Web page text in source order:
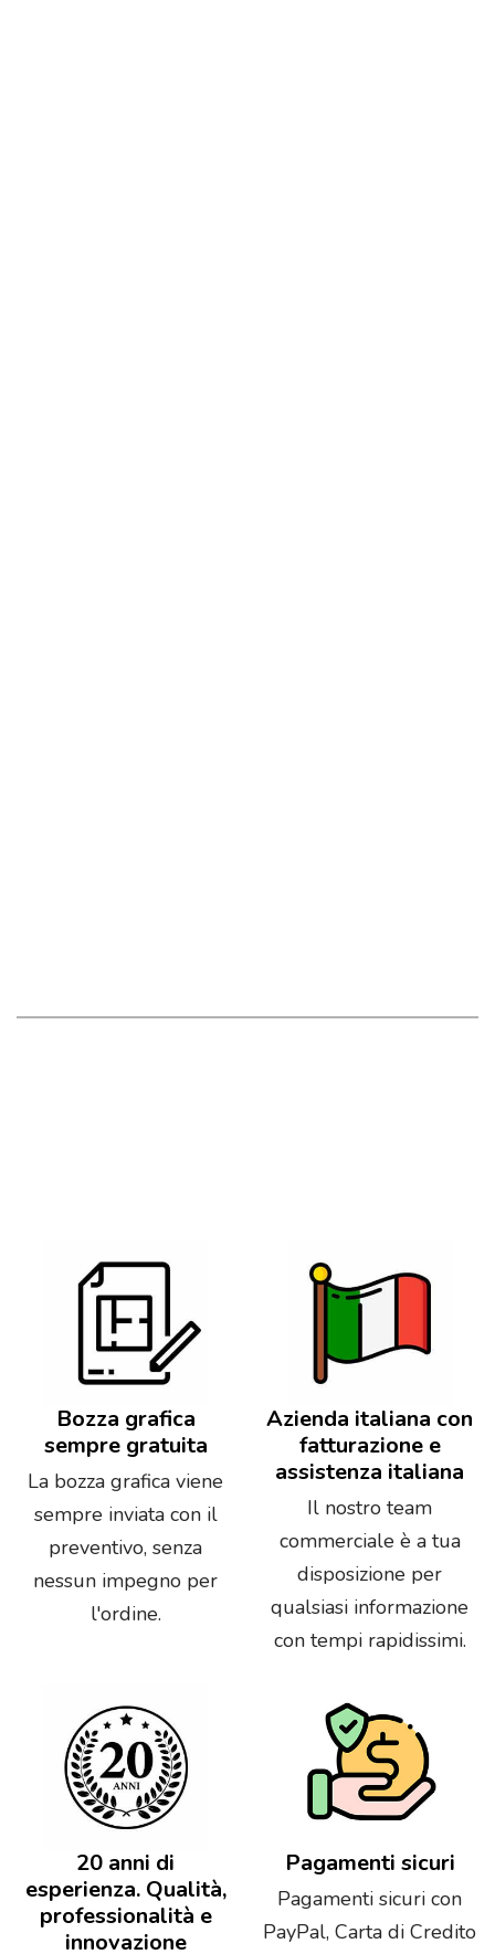
Bozza grafica
sempre gratuita
La bozza grafica viene
sempre inviata con il
preventivo, senza
nessun impegno per
l'ordine.
Azienda italiana con
fatturazione e
assistenza italiana
Il nostro team
commerciale è a tua
disposizione per
qualsiasi informazione
con tempi rapidissimi.
20 anni di
esperienza. Qualità,
professionalità e
innovazione
Pagamenti sicuri
Pagamenti sicuri con
PayPal, Carta di Credito